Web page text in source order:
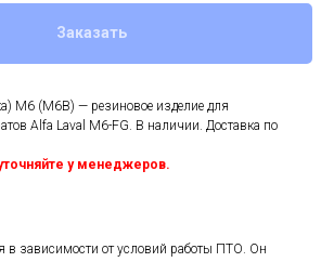
Заказать
M6 (M6B) — резиновое изделие для
Alfa Laval M6-FG. В наличии. Доставка по
у менеджеров.
в зависимости от условий работы ПТО. Он